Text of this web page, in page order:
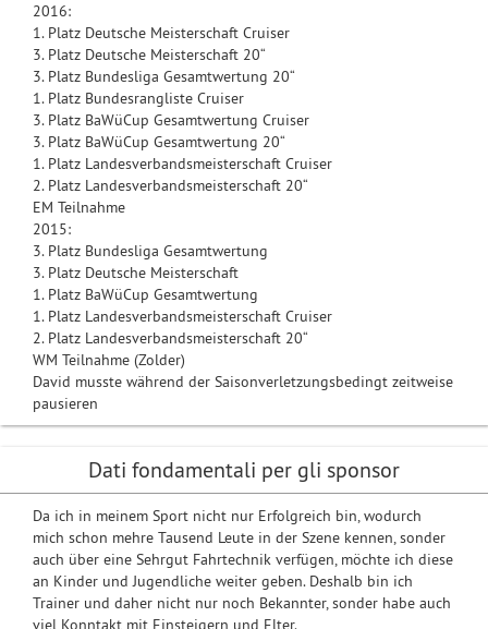
2016:
1. Platz Deutsche Meisterschaft Cruiser
3. Platz Deutsche Meisterschaft 20“
3. Platz Bundesliga Gesamtwertung 20“
1. Platz Bundesrangliste Cruiser
3. Platz BaWüCup Gesamtwertung Cruiser
3. Platz BaWüCup Gesamtwertung 20“
1. Platz Landesverbandsmeisterschaft Cruiser
2. Platz Landesverbandsmeisterschaft 20“
EM Teilnahme
2015:
3. Platz Bundesliga Gesamtwertung
3. Platz Deutsche Meisterschaft
1. Platz BaWüCup Gesamtwertung
1. Platz Landesverbandsmeisterschaft Cruiser
2. Platz Landesverbandsmeisterschaft 20“
WM Teilnahme (Zolder)
David musste während der Saisonverletzungsbedingt zeitweise
pausieren
Dati fondamentali per gli sponsor
Da ich in meinem Sport nicht nur Erfolgreich bin, wodurch
mich schon mehre Tausend Leute in der Szene kennen, sonder
auch über eine Sehrgut Fahrtechnik verfügen, möchte ich diese
an Kinder und Jugendliche weiter geben. Deshalb bin ich
Trainer und daher nicht nur noch Bekannter, sonder habe auch
viel Konntakt mit Einsteigern und Elter.